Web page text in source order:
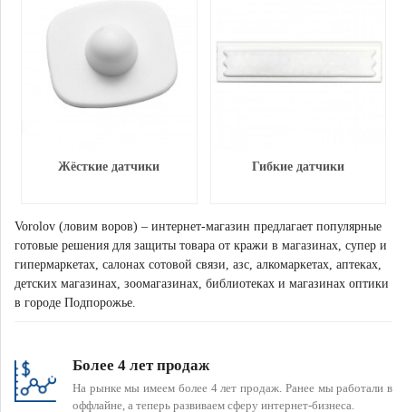
Жёсткие датчики Гибкие датчики
Vorolov (ловим воров) – интернет-магазин предлагает популярные
готовые решения для защиты товара от кражи в магазинах, супер и
гипермаркетах, салонах сотовой связи, азс, алкомаркетах, аптеках,
детских магазинах, зоомагазинах, библиотеках и магазинах оптики
в городе Подпорожье.
Более 4 лет продаж
На рынке мы имеем более 4 лет продаж. Ранее мы работали в
оффлайне, а теперь развиваем сферу интернет-бизнеса.